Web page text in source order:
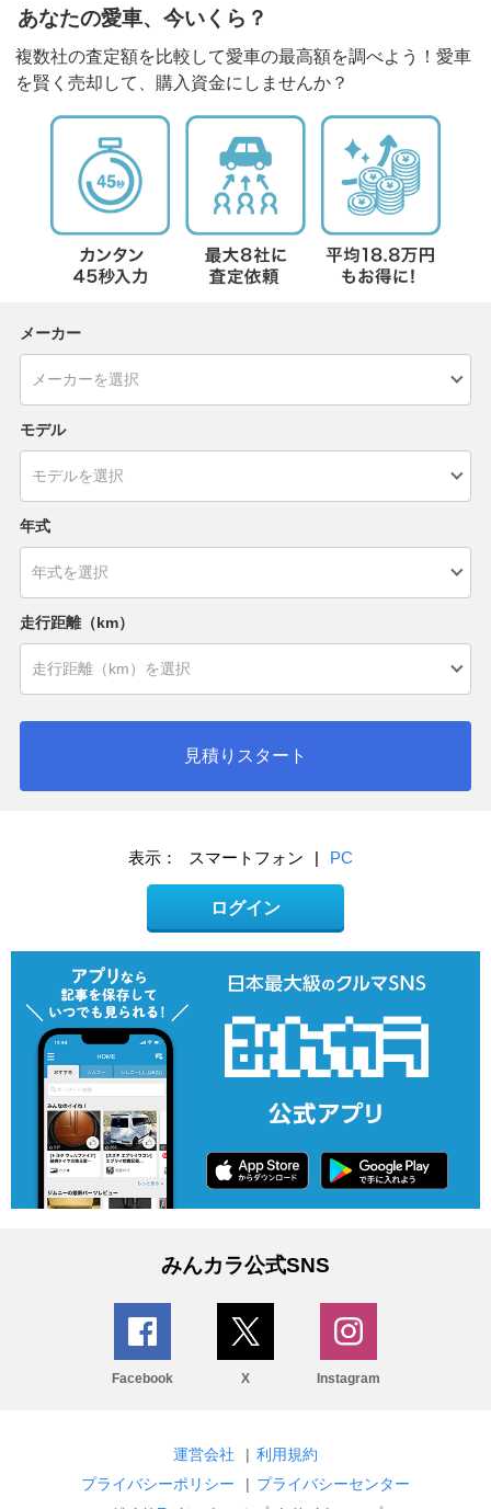
あなたの愛車、今いくら？
複数社の査定額を比較して愛車の最高額を調べよう！愛車
を賢く売却して、購入資金にしませんか？
メーカー
モデル
年式
走行距離（km）
見積りスタート
表示： スマートフォン | PC
ログイン
みんカラ公式SNS
Facebook X Instagram
運営会社 | 利用規約
プライバシーポリシー
| プライバシーセンター